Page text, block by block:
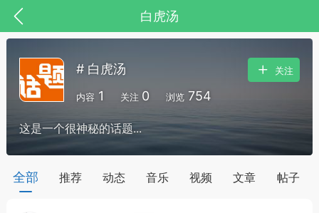
白虎汤
，华夏中医人：家门口的中医人！
# 白虎汤
内容 1 关注 0 浏览 754
关注
这是一个很神秘的话题...
全部 推荐 动态 音乐 视频 文章 帖子